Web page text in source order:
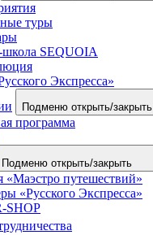
туры
школа SEQUOIA
Экспресса»
Подменю открыть/закрыть
программа
Подменю открыть/закрыть
«Маэстро путешествий»
«Русского Экспресса»
SHOP